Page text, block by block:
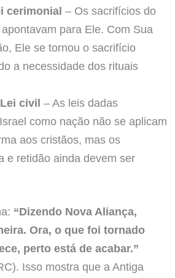
cerimonial – Os sacrifícios do
para Ele. Com Sua
Ele se tornou o sacrifício
a necessidade dos rituais
civil – As leis dadas
como nação não se aplicam
aos cristãos, mas os
e retidão ainda devem ser
“Dizendo Nova Aliança,
Ora, o que foi tornado
perto está de acabar.”
Isso mostra que a Antiga